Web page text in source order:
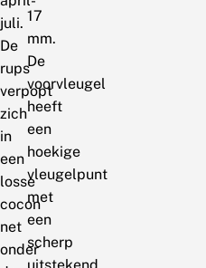
juli.
De
rups
verpopt
zich
in
een
losse
cocon
net
onder
17
mm.
De
voorvleugel
heeft
een
hoekige
vleugelpunt
met
een
scherp